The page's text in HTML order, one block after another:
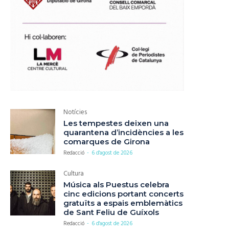
Notícies
Les tempestes deixen una
quarantena d’incidències a les
comarques de Girona
Redacció - 6 d'agost de 2026
Cultura
Música als Puestus celebra
cinc edicions portant concerts
gratuïts a espais emblemàtics
de Sant Feliu de Guíxols
Redacció - 6 d'agost de 2026